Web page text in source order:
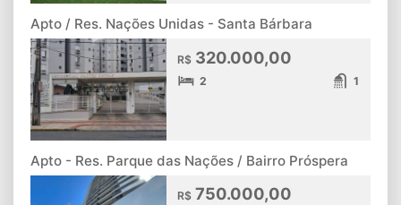
Apto / Res. Nações Unidas - Santa Bárbara
R$ 320.000,00
2 1
Apto - Res. Parque das Nações / Bairro Próspera
R$ 750.000,00